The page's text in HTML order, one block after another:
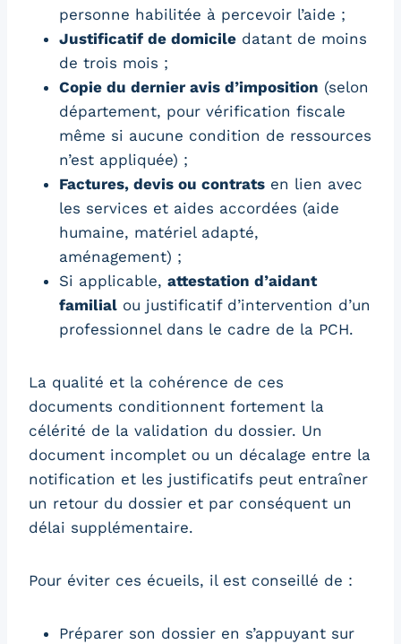
personne habilitée à percevoir l’aide ;
Justificatif de domicile datant de moins
de trois mois ;
Copie du dernier avis d’imposition (selon
département, pour vérification fiscale
même si aucune condition de ressources
n’est appliquée) ;
Factures, devis ou contrats en lien avec
les services et aides accordées (aide
humaine, matériel adapté,
aménagement) ;
Si applicable, attestation d’aidant
familial ou justificatif d’intervention d’un
professionnel dans le cadre de la PCH.
La qualité et la cohérence de ces
documents conditionnent fortement la
célérité de la validation du dossier. Un
document incomplet ou un décalage entre la
notification et les justificatifs peut entraîner
un retour du dossier et par conséquent un
délai supplémentaire.
Pour éviter ces écueils, il est conseillé de :
Préparer son dossier en s’appuyant sur